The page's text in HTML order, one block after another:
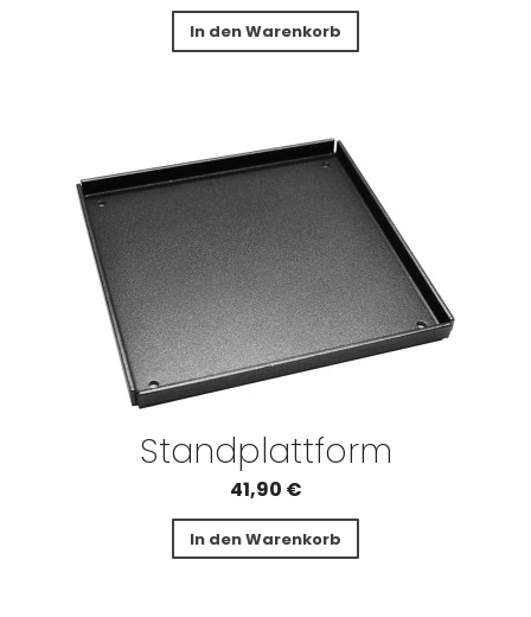
In den Warenkorb
Standplatt­form
41,90 €
In den Warenkorb